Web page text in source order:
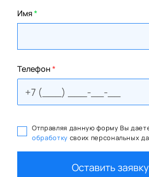
Имя*
Телефон*
Отправляя данную форму Вы
обработку своих персональных
Оставить заявку